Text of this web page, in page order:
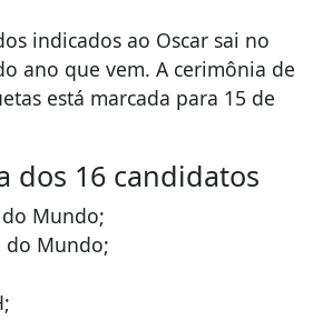
indicados ao Oscar sai no
ano que vem. A cerimônia de
está marcada para 15 de
dos 16 candidatos
Mundo;
do Mundo;